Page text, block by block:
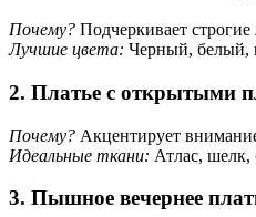
Почему? Подчеркивает
Лучшие цвета: Черный, белый,
2. Платье с открытыми
Почему? Акцентирует
Идеальные ткани: Атлас, шелк,
3. Пышное вечернее